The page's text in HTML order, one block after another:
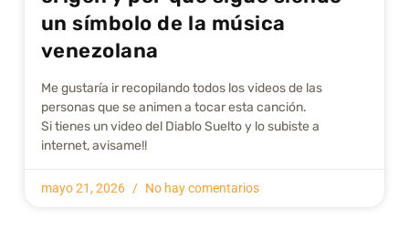
un símbolo de la música
venezolana
Me gustarí­a ir recopilando todos los videos de las
personas que se animen a tocar esta canción.
Si tienes un video del Diablo Suelto y lo subiste a
internet, avisame!!
mayo 21, 2026 No hay comentarios